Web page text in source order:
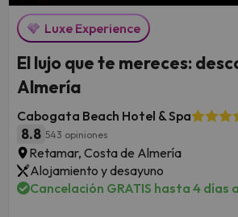
Luxe Experience
El lujo que te mereces:
Almería
Cabogata Beach Hotel & Spa
8.8 543 opiniones
Retamar, Costa de Almería
Alojamiento y desayuno
Cancelación GRATIS hasta 4 días